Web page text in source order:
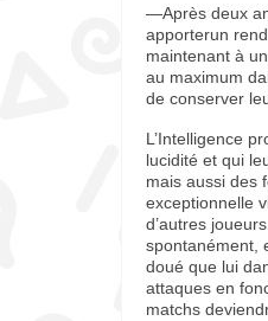
—Après deux
apporterun
maintenant à
au maximum
de conserver
L’Intelligence
lucidité et qui
mais aussi des
exceptionnelle
d’autres
spontanément,
doué que lui
attaques en
matchs